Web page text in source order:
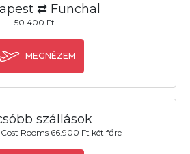
⇄ Funchal
50.400 Ft
MEGNÉZEM
szállások
Rooms 66.900 Ft két főre